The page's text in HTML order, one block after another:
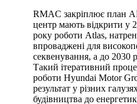
RMAC закріплює план
центр мають відкрити
року роботи Atlas,
впроваджені для
секвенування, а до 2030
Такий ітеративний
роботи Hyundai Motor
результат у різних
будівництва до